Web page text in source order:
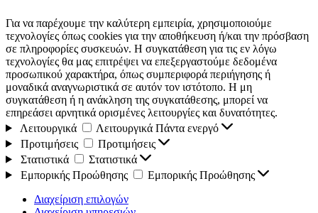
Για να παρέχουμε την καλύτερη εμπειρία, χρησιμοποιούμε
τεχνολογίες όπως cookies για την αποθήκευση ή/και την πρόσβαση
σε πληροφορίες συσκευών. Η συγκατάθεση για τις εν λόγω
τεχνολογίες θα μας επιτρέψει να επεξεργαστούμε δεδομένα
προσωπικού χαρακτήρα, όπως συμπεριφορά περιήγησης ή
μοναδικά αναγνωριστικά σε αυτόν τον ιστότοπο. Η μη
συγκατάθεση ή η ανάκληση της συγκατάθεσης, μπορεί να
επηρεάσει αρνητικά ορισμένες λειτουργίες και δυνατότητες.
Λειτουργικά
Λειτουργικά Πάντα ενεργό
Προτιμήσεις
Προτιμήσεις
Στατιστικά
Στατιστικά
Εμπορικής Προώθησης
Εμπορικής Προώθησης
Διαχείριση επιλογών